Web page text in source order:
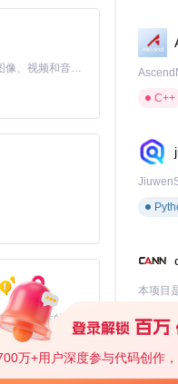
万+用户深度参与代码创作
再计算感知哈
。
余媒体文件。
MiniMax H3 是一个通用的全模态生成系统。它支持对由文本、图像、视频和音频组成的多模态上下文进行统一理解，并能生成分辨率高达 2K、时长可达 15 秒的带原生立体声音频的视频。得益于面向任务泛化的系统设计，H3 在预训练阶段就已具备广泛的多模态上下文理解与生成能力，能够出色地执行复杂的多模态指令。
基于Python的Xiaozhi AI，适用于想要完整Xiaozhi体验而无需拥有专用硬件的用户。
C++
C++